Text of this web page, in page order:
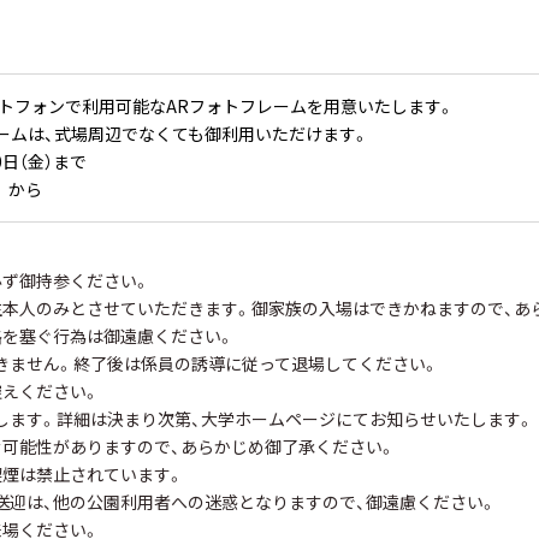
フォンで利用可能なARフォトフレームを用意いたします。
は、式場周辺でなくても御利用いただけます。
（金）まで
ら
御持参ください。
のみとさせていただきます。御家族の入場はできかねますので、あ
ぐ行為は御遠慮ください。
ん。終了後は係員の誘導に従って退場してください。
ください。
。詳細は決まり次第、大学ホームページにてお知らせいたします。
能性がありますので、あらかじめ御了承ください。
禁止されています。
、他の公園利用者への迷惑となりますので、御遠慮ください。
ください。